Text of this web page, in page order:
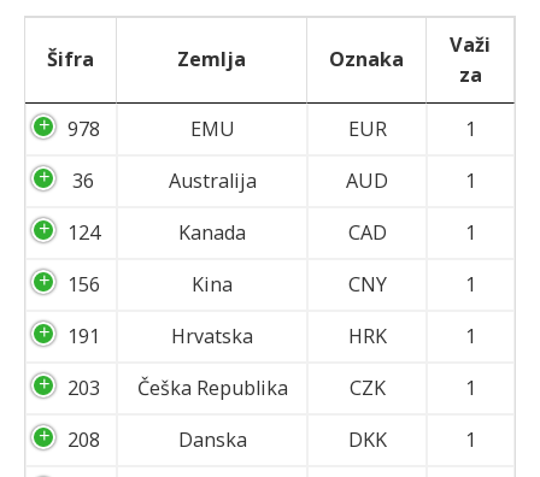
Šifra Zemlja Oznaka
Važi
za
978 EMU EUR
1
36
Australija AUD
1
124
Kanada CAD
1
156
Kina CNY
1
191
Hrvatska HRK
1
203
Češka Republika CZK
1
208
Danska DKK
1